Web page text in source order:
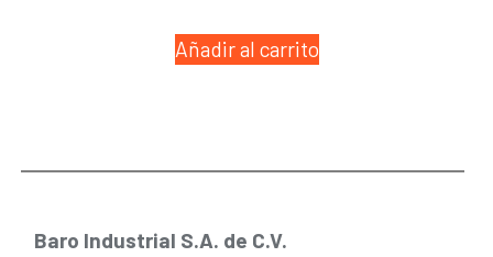
Añadir al carrito
Baro Industrial S.A. de C.V.